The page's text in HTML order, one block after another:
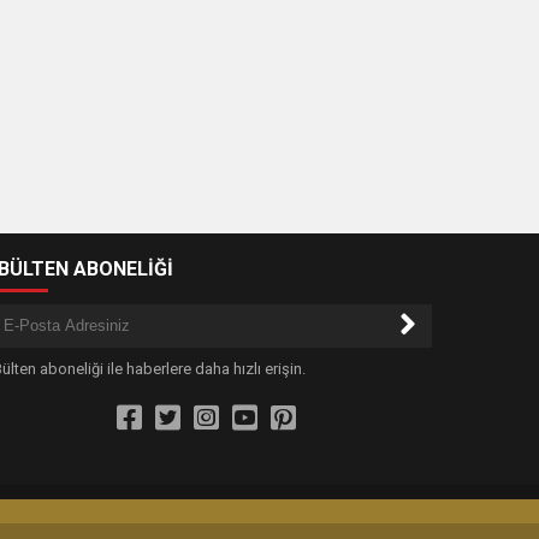
ABONELİĞİ
aboneliği ile haberlere daha hızlı erişin.